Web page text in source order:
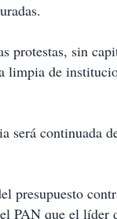
protestas, sin
limpia de
será continuada
presupuesto
PAN que el líder